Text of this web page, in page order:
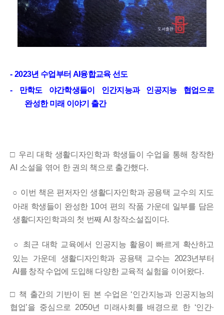
- 2023년 수업부터 AI 융합교육 선도
- 만학도 야간학생들이 인간지능과 인공지능 협업으로
완성한 미래 이야기 출간
□ 우리 대학 생활디자인학과 학생들이 수업을 통해 창작한
AI 소설을 엮어 한 권의 책으로 출간했다.
○ 이번 책은 편저자인 생활디자인학과 공용택 교수의 지도
아래 학생들이 완성한 10여 편의 작품 가운데 일부를 담은
생활디자인학과의 첫 번째AI 창작소설집이다.
○
최근 대학 교육에서 인공지능 활용이 빠르게 확산하고
있는 가운데
생활디자인학과 공용택 교수는 2023년부터
AI 를 창작 수업에 도입해 다양한 교육적 실험을 이어왔다.
□ 책 출간의 기반이 된 본 수업은 ‘인간지능과 인공지능의
협업’을 중심 으로 2050년 미래사회를 배경으로 한 ‘인간·